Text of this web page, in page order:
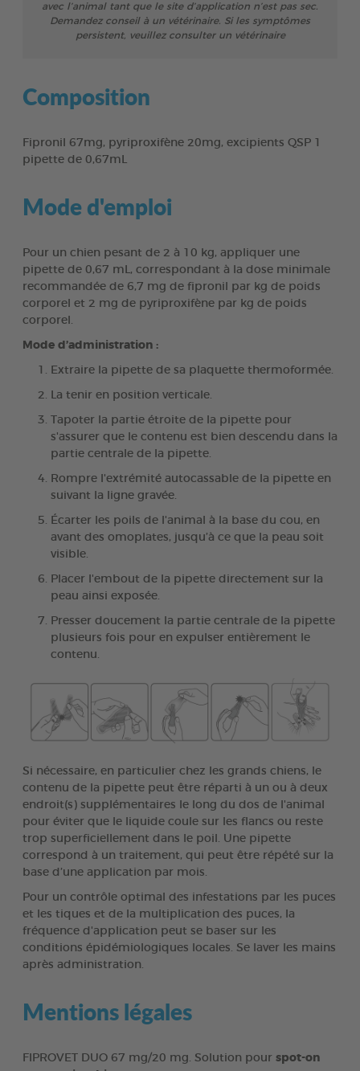
avec l’animal tant que le site d’application n’est pas sec.
Demandez conseil à un vétérinaire. Si les symptômes
persistent, veuillez consulter un vétérinaire
Composition
Fipronil 67mg, pyriproxifène 20mg, excipients QSP 1
pipette de 0,67mL
Mode d'emploi
Pour un chien pesant de 2 à 10 kg, appliquer une
pipette de 0,67 mL, correspondant à la dose minimale
recommandée de 6,7 mg de fipronil par kg de poids
corporel et 2 mg de pyriproxifène par kg de poids
corporel.
Mode d’administration :
Extraire la pipette de sa plaquette thermoformée.
La tenir en position verticale.
Tapoter la partie étroite de la pipette pour
s'assurer que le contenu est bien descendu dans la
partie centrale de la pipette.
Rompre l'extrémité autocassable de la pipette en
suivant la ligne gravée.
Écarter les poils de l'animal à la base du cou, en
avant des omoplates, jusqu’à ce que la peau soit
visible.
Placer l'embout de la pipette directement sur la
peau ainsi exposée.
Presser doucement la partie centrale de la pipette
plusieurs fois pour en expulser entièrement le
contenu.
Si nécessaire, en particulier chez les grands chiens, le
contenu de la pipette peut être réparti à un ou à deux
endroit(s) supplémentaires le long du dos de l'animal
pour éviter que le liquide coule sur les flancs ou reste
trop superficiellement dans le poil. Une pipette
correspond à un traitement, qui peut être répété sur la
base d’une application par mois.
Pour un contrôle optimal des infestations par les puces
et les tiques et de la multiplication des puces, la
fréquence d'application peut se baser sur les
conditions épidémiologiques locales. Se laver les mains
après administration.
Mentions légales
FIPROVET DUO 67 mg/20 mg. Solution pour spot-on